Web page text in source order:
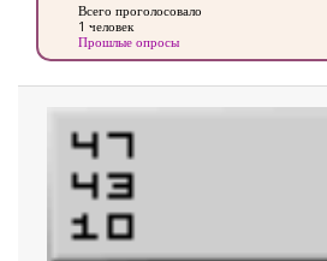
Всего проголосовало
1 человек
Прошлые опросы